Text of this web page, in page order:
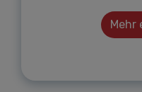
Mehr